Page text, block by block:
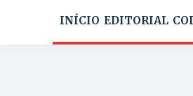
INÍCIO EDITORIAL